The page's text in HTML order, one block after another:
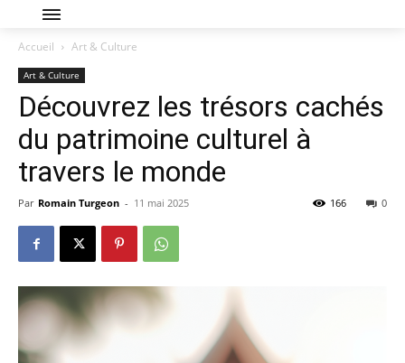
Accueil Art & Culture
Art & Culture
Découvrez les trésors cachés
du patrimoine culturel à
travers le monde
Par Romain Turgeon - 11 mai 2025 0
166